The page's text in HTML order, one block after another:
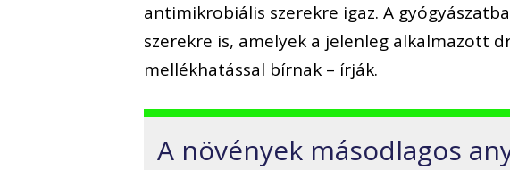
antimikrobiális szerekre igaz. A
szerekre is, amelyek a jelenleg alkalmazott
mellékhatással bírnak – írják.
A növények másodlagos